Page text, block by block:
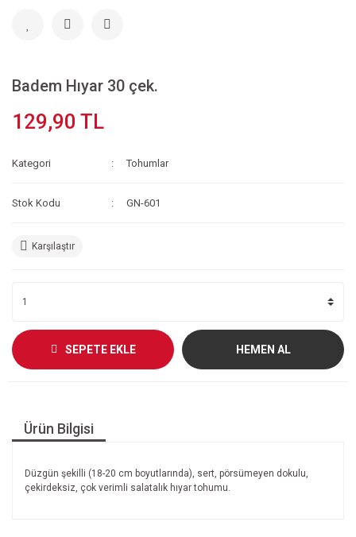
Badem Hıyar 30 çek.
129,90 TL
Kategori Tohumlar
Stok Kodu GN-601
Karşılaştır
SEPETE EKLE HEMEN AL
Ürün Bilgisi
Düzgün şekilli (18-20 cm boyutlarında), sert, pörsümeyen dokulu,
çekirdeksiz, çok verimli salatalık hıyar tohumu.